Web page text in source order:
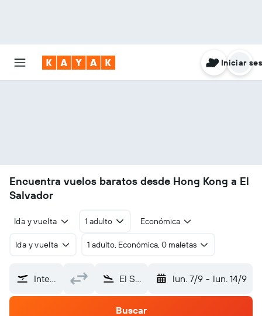
Iniciar
Encuentra vuelos baratos desde Hong Kong a El
Salvador
Ida y vuelta 1 adulto Económica
Ida y vuelta 1 adulto, Económica, 0 maletas
Internacional de Hong Kong (HKG) El Salvador lun. 7/9 - lun. 14/9
Buscar